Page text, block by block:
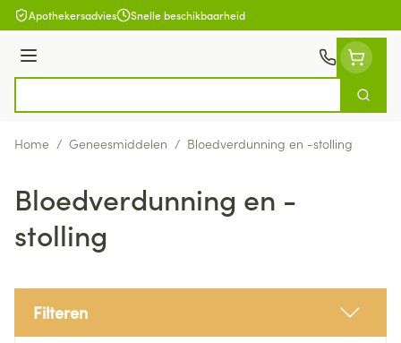
Ga naar de inhoud
Apothekersadvies Snelle beschikbaarheid
Menu
Zoek
Home / Geneesmiddelen / Bloedverdunning en -stolling
Bloedverdunning en -
stolling
Filteren